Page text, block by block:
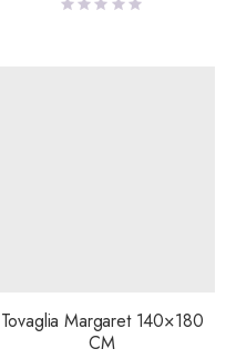
Tovaglia Margaret 140×180
CM